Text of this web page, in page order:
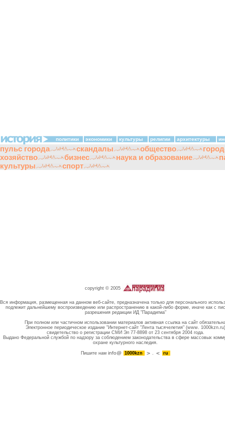
политики экономики культуры религии архитектуры
пульс города скандалы общество
хозяйство
бизнес наука и образование
культуры
спорт
copyright © 2005
Вся информация, размещенная на данном веб-сайте, предназначена только для персонального
подлежит дальнейшему воспроизведению или распространению в какой-либо форме, иначе как с
разрешения редакции ИД "Парадигма"
При полном или частичном использовании материалов активная ссылка на сайт
Электронное периодическое издание "Интернет-сайт "Лента тысячелетия" (www. 1000kzn.ru)
свидетельство о регистрации СМИ Эл 77-8898 от 23 сентября 2004 года.
Выдано Федеральной службой по надзору за соблюдением законодательства в сфере массовых
охране культурного наследия.
Пишите намinfo@ 1000kzn . ru